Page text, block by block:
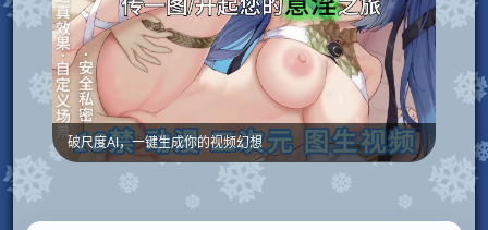
破尺度AI，一键生成你的视频幻想